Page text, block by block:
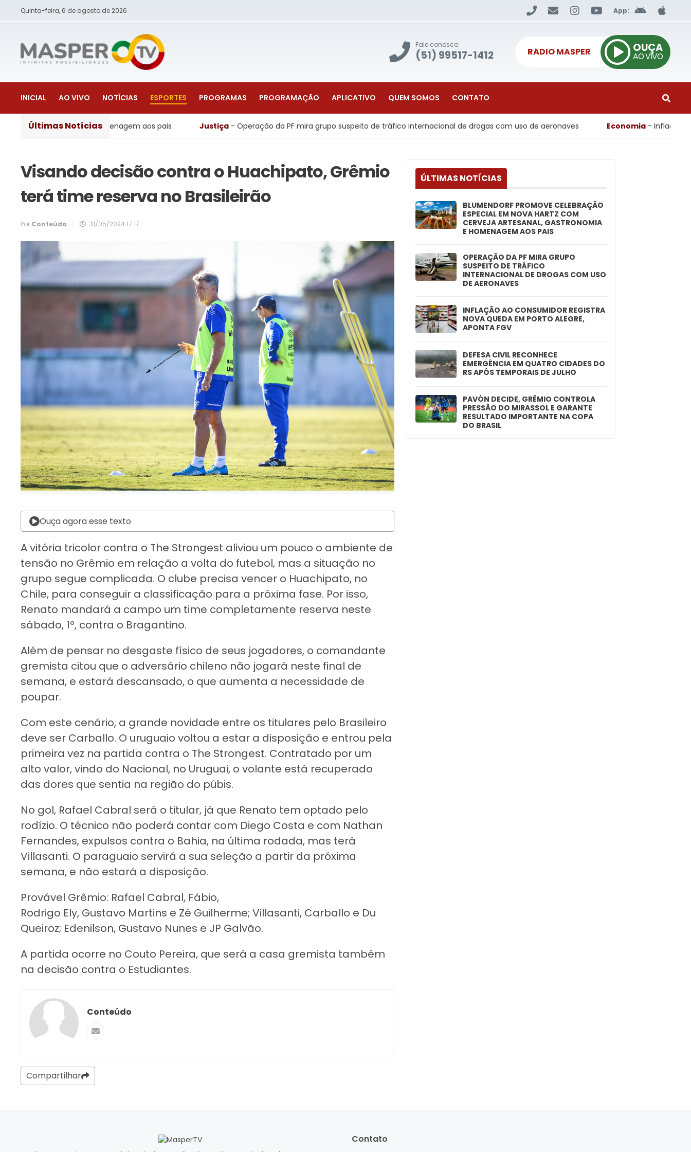
Quinta-feira, 6 de agosto de 2026 App:
Fale conosco:
(51) 99517-1412 RÁDIO MASPER OUÇA
AO VIVO
INICIAL AO VIVO NOTÍCIAS ESPORTES PROGRAMAS PROGRAMAÇÃO APLICATIVO QUEM SOMOS CONTATO
Últimas Notícias
e homenagem aos pais Justiça - Operação da PF mira grupo suspeito de tráfico internacional de drogas com uso de aeronaves Economia - Inflação ao
Visando decisão contra o Huachipato, Grêmio
terá time reserva no Brasileirão
Por Conteúdo 31/05/2024 17:17
Ouça agora esse texto
A vitória tricolor contra o The Strongest aliviou um pouco o ambiente de
tensão no Grêmio em relação a volta do futebol, mas a situação no
grupo segue complicada. O clube precisa vencer o Huachipato, no
Chile, para conseguir a classificação para a próxima fase. Por isso,
Renato mandará a campo um time completamente reserva neste
sábado, 1º, contra o Bragantino.
Além de pensar no desgaste físico de seus jogadores, o comandante
gremista citou que o adversário chileno não jogará neste final de
semana, e estará descansado, o que aumenta a necessidade de
poupar.
Com este cenário, a grande novidade entre os titulares pelo Brasileiro
deve ser Carballo. O uruguaio voltou a estar a disposição e entrou pela
primeira vez na partida contra o The Strongest. Contratado por um
alto valor, vindo do Nacional, no Uruguai, o volante está recuperado
das dores que sentia na região do púbis.
No gol, Rafael Cabral será o titular, já que Renato tem optado pelo
rodízio. O técnico não poderá contar com Diego Costa e com Nathan
Fernandes, expulsos contra o Bahia, na última rodada, mas terá
Villasanti. O paraguaio servirá a sua seleção a partir da próxima
semana, e não estará a disposição.
Provável Grêmio: Rafael Cabral, Fábio,
Rodrigo Ely, Gustavo Martins e Zé Guilherme; Villasanti, Carballo e Du
Queiroz; Edenilson, Gustavo Nunes e JP Galvão.
A partida ocorre no Couto Pereira, que será a casa gremista também
na decisão contra o Estudiantes.
Conteúdo
Compartilhar
ÚLTIMAS NOTÍCIAS
BLUMENDORF PROMOVE CELEBRAÇÃO
ESPECIAL EM NOVA HARTZ COM
CERVEJA ARTESANAL, GASTRONOMIA
E HOMENAGEM AOS PAIS
OPERAÇÃO DA PF MIRA GRUPO
SUSPEITO DE TRÁFICO
INTERNACIONAL DE DROGAS COM USO
DE AERONAVES
INFLAÇÃO AO CONSUMIDOR REGISTRA
NOVA QUEDA EM PORTO ALEGRE,
APONTA FGV
DEFESA CIVIL RECONHECE
EMERGÊNCIA EM QUATRO CIDADES DO
RS APÓS TEMPORAIS DE JULHO
PAVÓN DECIDE, GRÊMIO CONTROLA
PRESSÃO DO MIRASSOL E GARANTE
RESULTADO IMPORTANTE NA COPA
DO BRASIL
Contato